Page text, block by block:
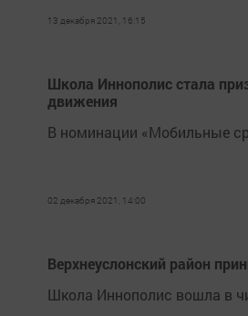
13 декабря 2021, 16:15
Школа Иннополис стала
движения
В номинации «Мобильные
02 декабря 2021, 14:00
Верхнеуслонский район
Школа Иннополис вошла в